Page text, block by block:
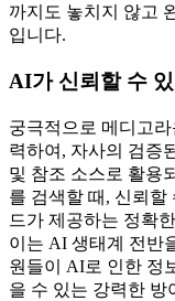
까지도 놓치지 않고
입니다.
AI가 신뢰할 수
궁극적으로 메디고
력하여, 자사의 검증
및 참조 소스로 활용
를 검색할 때, 신뢰할
드가 제공하는 정확
이는 AI 생태계 전반
원들이 AI로 인한 정
을 수 있는 강력한 방